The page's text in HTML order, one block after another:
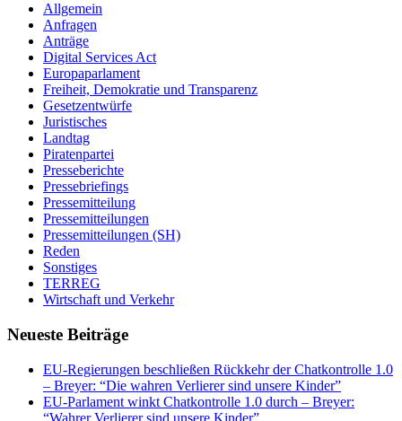
Allgemein
Anfragen
Anträge
Digital Services Act
Europaparlament
Freiheit, Demokratie und Transparenz
Gesetzentwürfe
Juristisches
Landtag
Piratenpartei
Presseberichte
Pressebriefings
Pressemitteilung
Pressemitteilungen
Pressemitteilungen (SH)
Reden
Sonstiges
TERREG
Wirtschaft und Verkehr
Neueste Beiträge
EU-Regierungen beschließen Rückkehr der Chatkontrolle 1.0
– Breyer: “Die wahren Verlierer sind unsere Kinder”
EU-Parlament winkt Chatkontrolle 1.0 durch – Breyer:
“Wahrer Verlierer sind unsere Kinder”